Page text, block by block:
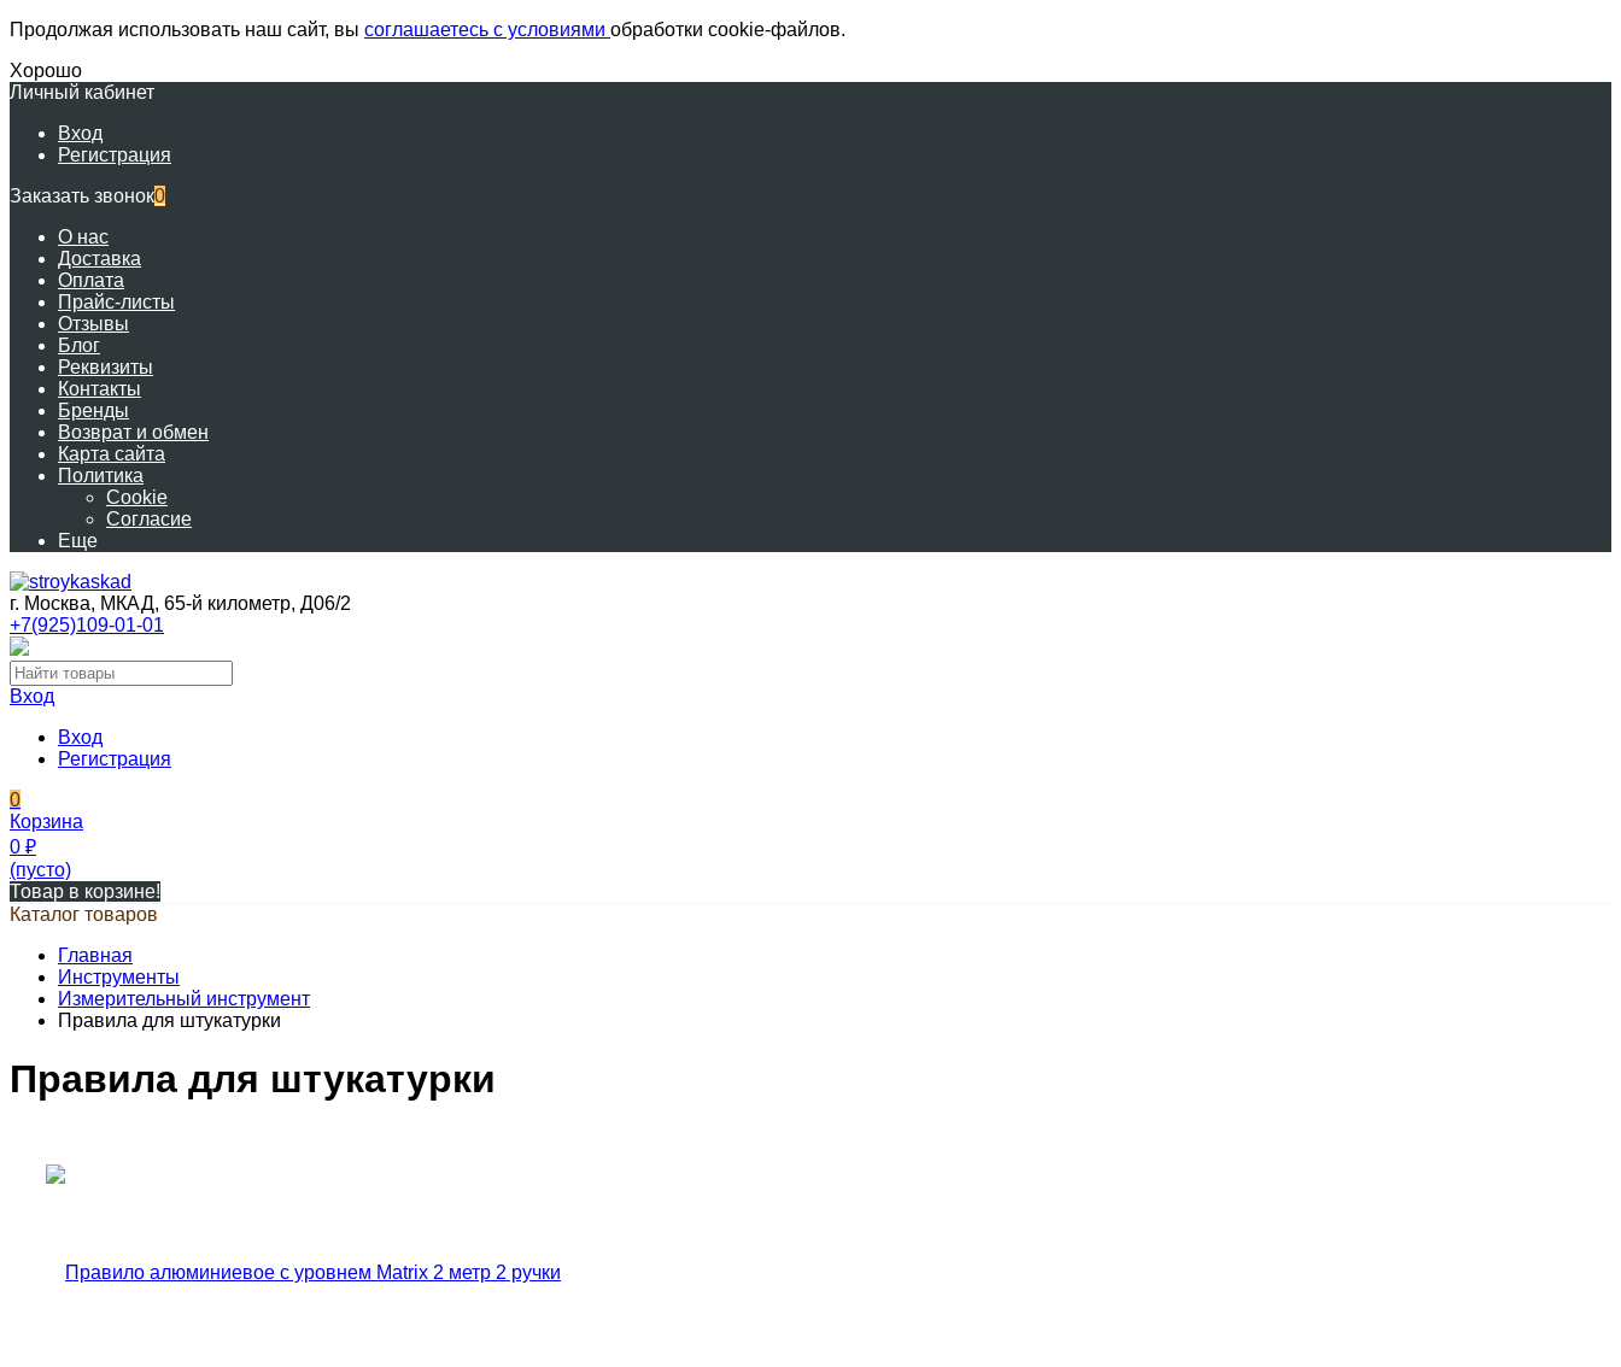
Продолжая использовать наш сайт, вы соглашаетесь с условиями обработки cookie-файлов.
Хорошо
Личный кабинет
Вход
Регистрация
Заказать звонок0
О нас
Доставка
Оплата
Прайс-листы
Отзывы
Блог
Реквизиты
Контакты
Бренды
Возврат и обмен
Карта сайта
Политика
Cookie
Согласие
Еще
г. Москва, МКАД, 65-й километр, Д06/2
+7(925)109-01-01
Вход
Вход
Регистрация
0
Корзина
0 ₽
(пусто)
Товар в корзине!
Каталог товаров
Главная
Инструменты
Измерительный инструмент
Правила для штукатурки
Правила для штукатурки